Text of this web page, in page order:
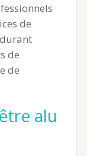
de
de
de
alu